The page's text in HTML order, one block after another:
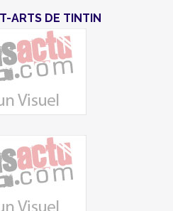
ARTS DE TINTIN